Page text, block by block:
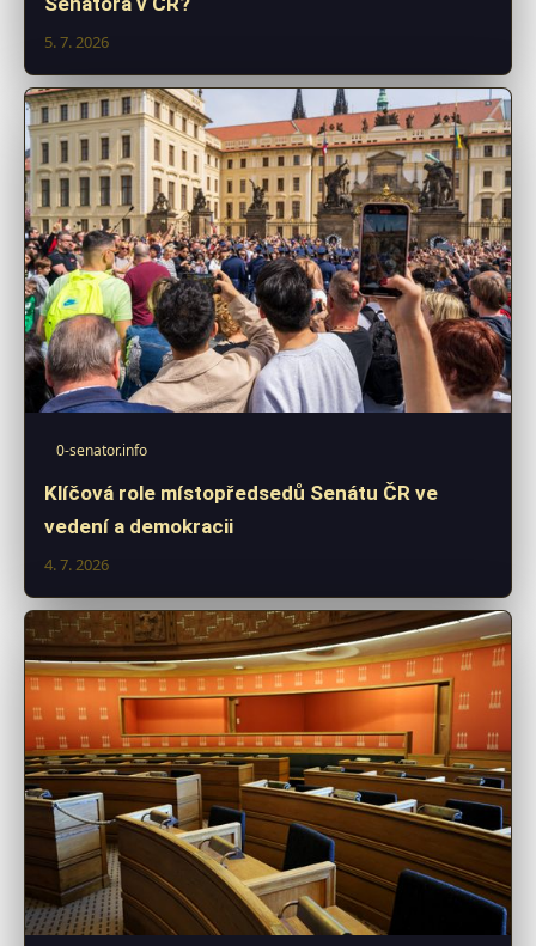
5. 7. 2026
0-senator.info
Klíčová role místopředsedů Senátu ČR ve
vedení a demokracii
4. 7. 2026